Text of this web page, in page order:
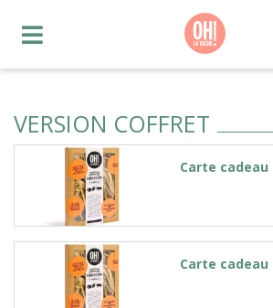
VERSION COFFRET
Carte cadeau
Carte cadeau